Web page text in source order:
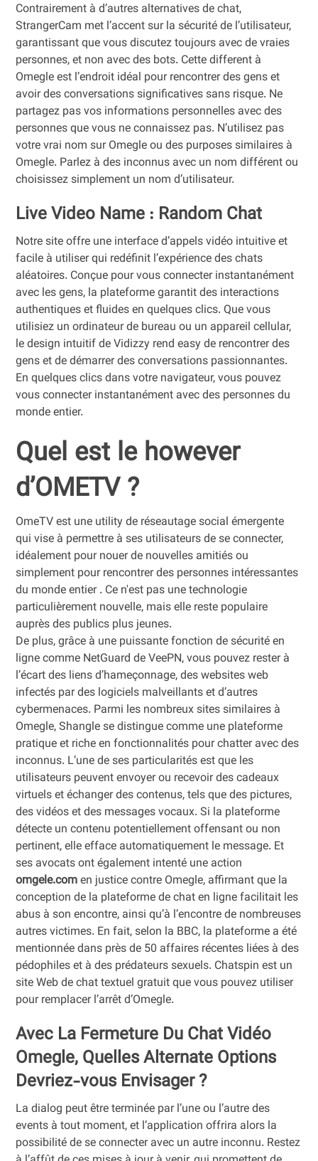
Contrairement à d’autres alternatives de chat,
StrangerCam met l’accent sur la sécurité de l’utilisateur,
garantissant que vous discutez toujours avec de vraies
personnes, et non avec des bots. Cette different à
Omegle est l’endroit idéal pour rencontrer des gens et
avoir des conversations significatives sans risque. Ne
partagez pas vos informations personnelles avec des
personnes que vous ne connaissez pas. N’utilisez pas
votre vrai nom sur Omegle ou des purposes similaires à
Omegle. Parlez à des inconnus avec un nom différent ou
choisissez simplement un nom d’utilisateur.
Live Video Name : Random Chat
Notre site offre une interface d’appels vidéo intuitive et
facile à utiliser qui redéfinit l’expérience des chats
aléatoires. Conçue pour vous connecter instantanément
avec les gens, la plateforme garantit des interactions
authentiques et fluides en quelques clics. Que vous
utilisiez un ordinateur de bureau ou un appareil cellular,
le design intuitif de Vidizzy rend easy de rencontrer des
gens et de démarrer des conversations passionnantes.
En quelques clics dans votre navigateur, vous pouvez
vous connecter instantanément avec des personnes du
monde entier.
Quel est le however
d’OMETV ?
OmeTV est une utility de réseautage social émergente
qui vise à permettre à ses utilisateurs de se connecter,
idéalement pour nouer de nouvelles amitiés ou
simplement pour rencontrer des personnes intéressantes
du monde entier . Ce n'est pas une technologie
particulièrement nouvelle, mais elle reste populaire
auprès des publics plus jeunes.
De plus, grâce à une puissante fonction de sécurité en
ligne comme NetGuard de VeePN, vous pouvez rester à
l’écart des liens d’hameçonnage, des websites web
infectés par des logiciels malveillants et d’autres
cybermenaces. Parmi les nombreux sites similaires à
Omegle, Shangle se distingue comme une plateforme
pratique et riche en fonctionnalités pour chatter avec des
inconnus. L’une de ses particularités est que les
utilisateurs peuvent envoyer ou recevoir des cadeaux
virtuels et échanger des contenus, tels que des pictures,
des vidéos et des messages vocaux. Si la plateforme
détecte un contenu potentiellement offensant ou non
pertinent, elle efface automatiquement le message. Et
ses avocats ont également intenté une action
omgele.comen justice contre Omegle, affirmant que la
conception de la plateforme de chat en ligne facilitait les
abus à son encontre, ainsi qu’à l’encontre de nombreuses
autres victimes. En fait, selon la BBC, la plateforme a été
mentionnée dans près de 50 affaires récentes liées à des
pédophiles et à des prédateurs sexuels. Chatspin est un
site Web de chat textuel gratuit que vous pouvez utiliser
pour remplacer l’arrêt d’Omegle.
Avec La Fermeture Du Chat Vidéo
Omegle, Quelles Alternate Options
Devriez-vous Envisager ?
La dialog peut être terminée par l’une ou l’autre des
events à tout moment, et l’application offrira alors la
possibilité de se connecter avec un autre inconnu. Restez